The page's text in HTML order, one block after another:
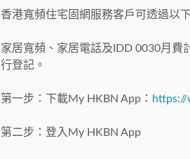
香港寬頻住宅固網服務客戶可透過以
家居寬頻、家居電話及IDD 0030月費
行登記。
第一步：下載My HKBN App：
第二步：登入My HKBN App